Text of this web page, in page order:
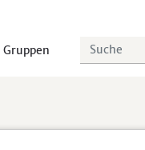
Gruppen